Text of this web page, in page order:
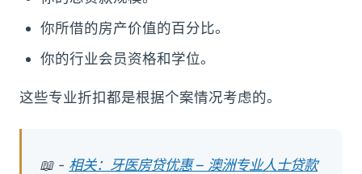
你所借的房产价值的百分比。
你的行业会员资格和学位。
这些专业折扣都是根据个案情况考虑的。
📖 - 相关：牙医房贷优惠 – 澳洲专业人士贷款